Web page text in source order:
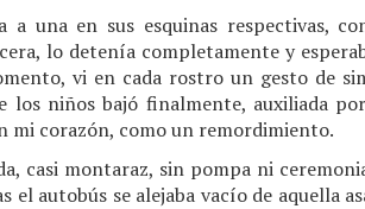
a una en sus esquinas respectivas,
lo detenía completamente y
vi en cada rostro un gesto de
los niños bajó finalmente, auxiliada
mi corazón, como un remordimiento.
casi montaraz, sin pompa ni
el autobús se alejaba vacío de aquella